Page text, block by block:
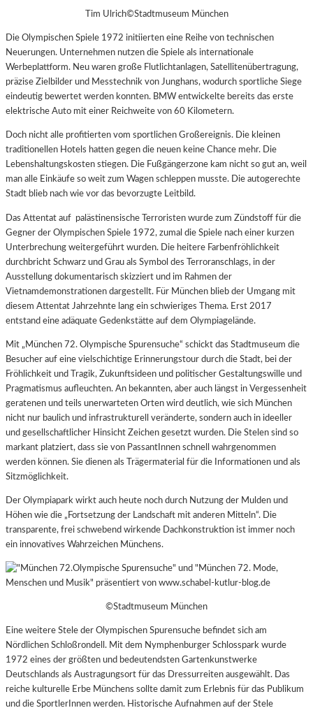
Tim Ulrich©Stadtmuseum München
Die Olympischen Spiele 1972 initiierten eine Reihe von technischen
Neuerungen. Unternehmen nutzen die Spiele als internationale
Werbeplattform. Neu waren große Flutlichtanlagen, Satellitenübertragung,
präzise Zielbilder und Messtechnik von Junghans, wodurch sportliche Siege
eindeutig bewertet werden konnten. BMW entwickelte bereits das erste
elektrische Auto mit einer Reichweite von 60 Kilometern.
Doch nicht alle profitierten vom sportlichen Großereignis. Die kleinen
traditionellen Hotels hatten gegen die neuen keine Chance mehr. Die
Lebenshaltungskosten stiegen. Die Fußgängerzone kam nicht so gut an, weil
man alle Einkäufe so weit zum Wagen schleppen musste. Die autogerechte
Stadt blieb nach wie vor das bevorzugte Leitbild.
Das Attentat auf palästinensische Terroristen wurde zum Zündstoff für die
Gegner der Olympischen Spiele 1972, zumal die Spiele nach einer kurzen
Unterbrechung weitergeführt wurden. Die heitere Farbenfröhlichkeit
durchbricht Schwarz und Grau als Symbol des Terroranschlags, in der
Ausstellung dokumentarisch skizziert und im Rahmen der
Vietnamdemonstrationen dargestellt. Für München blieb der Umgang mit
diesem Attentat Jahrzehnte lang ein schwieriges Thema. Erst 2017
entstand eine adäquate Gedenkstätte auf dem Olympiagelände.
Mit „München 72. Olympische Spurensuche“ schickt das Stadtmuseum die
Besucher auf eine vielschichtige Erinnerungstour durch die Stadt, bei der
Fröhlichkeit und Tragik, Zukunftsideen und politischer Gestaltungswille und
Pragmatismus aufleuchten. An bekannten, aber auch längst in Vergessenheit
geratenen und teils unerwarteten Orten wird deutlich, wie sich München
nicht nur baulich und infrastrukturell veränderte, sondern auch in ideeller
und gesellschaftlicher Hinsicht Zeichen gesetzt wurden. Die Stelen sind so
markant platziert, dass sie von PassantInnen schnell wahrgenommen
werden können. Sie dienen als Trägermaterial für die Informationen und als
Sitzmöglichkeit.
Der Olympiapark wirkt auch heute noch durch Nutzung der Mulden und
Höhen wie die „Fortsetzung der Landschaft mit anderen Mitteln“. Die
transparente, frei schwebend wirkende Dachkonstruktion ist immer noch
ein innovatives Wahrzeichen Münchens.
©Stadtmuseum München
Eine weitere Stele der Olympischen Spurensuche befindet sich am
Nördlichen Schloßrondell. Mit dem Nymphenburger Schlosspark wurde
1972 eines der größten und bedeutendsten Gartenkunstwerke
Deutschlands als Austragungsort für das Dressurreiten ausgewählt. Das
reiche kulturelle Erbe Münchens sollte damit zum Erlebnis für das Publikum
und die SportlerInnen werden. Historische Aufnahmen auf der Stele